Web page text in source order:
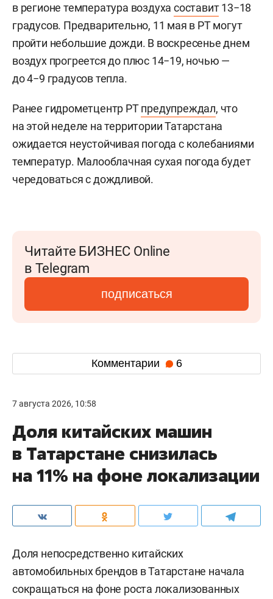
в регионе температура воздухасоставит13−18
градусов. Предварительно, 11 мая в РТ могут
пройти небольшие дожди. В воскресенье днем
воздух прогреется до плюс 14−19, ночью —
до 4−9 градусов тепла.
Ранее гидрометцентр РТпредупреждал, что
на этой неделе на территории Татарстана
ожидается неустойчивая погода с колебаниями
температур. Малооблачная сухая погода будет
чередоваться с дождливой.
Читайте БИЗНЕС Online
в Telegram
подписаться
Комментарии 6
7 августа 2026, 10:58
Доля китайских машин
в Татарстане снизилась
на 11% на фоне локализации
Доля непосредственно китайских
автомобильных брендов в Татарстане начала
сокращаться на фоне роста локализованных